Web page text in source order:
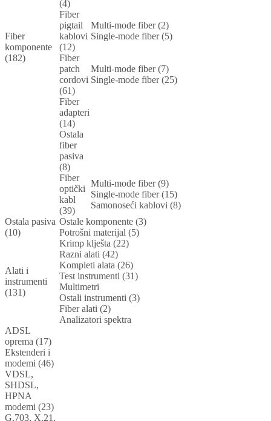
Fiber
komponente
(182)
(4)
Fiber
pigtail
kablovi
(12)
Multi-mode fiber (2)
Single-mode fiber (5)
Fiber
patch
cordovi
(61)
Multi-mode fiber (7)
Single-mode fiber (25)
Fiber
adapteri
(14)
Ostala
fiber
pasiva
(8)
Fiber
optički
kabl
(39)
Multi-mode fiber (9)
Single-mode fiber (15)
Samonoseći kablovi (8)
Ostala pasiva
(10)
Ostale komponente (3)
Potrošni materijal (5)
Alati i
instrumenti
(131)
Krimp klješta (22)
Razni alati (42)
Kompleti alata (26)
Test instrumenti (31)
Multimetri
Ostali instrumenti (3)
Fiber alati (2)
Analizatori spektra
ADSL
oprema (17)
Ekstenderi i
modemi (46)
VDSL,
SHDSL,
HPNA
modemi (23)
G.703, X.21,